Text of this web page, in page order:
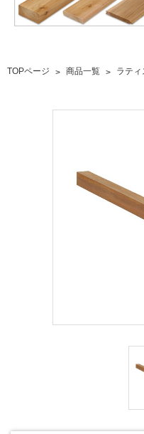
TOPページ 商品一覧 ラテ